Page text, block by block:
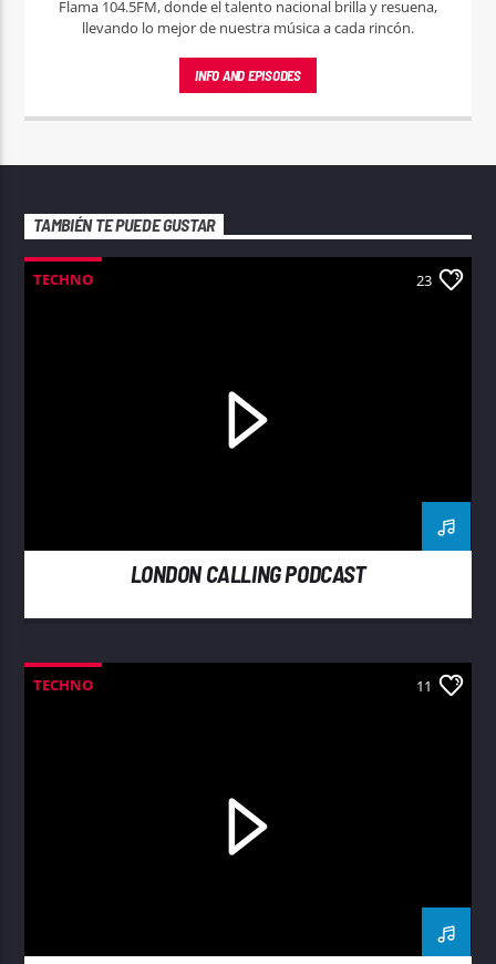
Flama 104.5FM, donde el talento nacional brilla y resuena,
llevando lo mejor de nuestra música a cada rincón.
INFO AND EPISODES
TAMBIÉN TE PUEDE GUSTAR
TECHNO 23
LONDON CALLING PODCAST
TECHNO 11